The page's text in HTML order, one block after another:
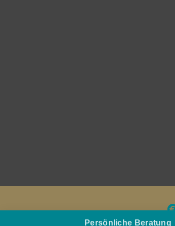
Persönliche Beratung